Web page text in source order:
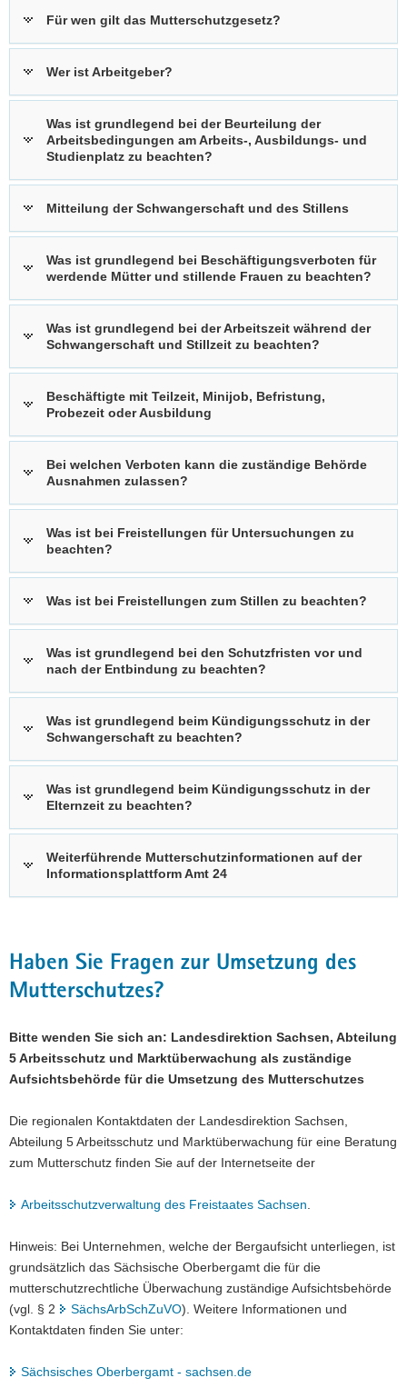
Für wen gilt das Mutterschutzgesetz?
Wer ist Arbeitgeber?
Was ist grundlegend bei der Beurteilung der
Arbeitsbedingungen am Arbeits-, Ausbildungs- und
Studienplatz zu beachten?
Mitteilung der Schwangerschaft und des Stillens
Was ist grundlegend bei Beschäftigungsverboten für
werdende Mütter und stillende Frauen zu beachten?
Was ist grundlegend bei der Arbeitszeit während der
Schwangerschaft und Stillzeit zu beachten?
Beschäftigte mit Teilzeit, Minijob, Befristung,
Probezeit oder Ausbildung
Bei welchen Verboten kann die zuständige Behörde
Ausnahmen zulassen?
Was ist bei Freistellungen für Untersuchungen zu
beachten?
Was ist bei Freistellungen zum Stillen zu beachten?
Was ist grundlegend bei den Schutzfristen vor und
nach der Entbindung zu beachten?
Was ist grundlegend beim Kündigungsschutz in der
Schwangerschaft zu beachten?
Was ist grundlegend beim Kündigungsschutz in der
Elternzeit zu beachten?
Weiterführende Mutterschutzinformationen auf der
Informationsplattform Amt 24
Haben Sie Fragen zur Umsetzung des
Mutterschutzes?
Bitte wenden Sie sich an: Landesdirektion Sachsen, Abteilung
5 Arbeitsschutz und Marktüberwachung als zuständige
Aufsichtsbehörde für die Umsetzung des Mutterschutzes
Die regionalen Kontaktdaten der Landesdirektion Sachsen,
Abteilung 5 Arbeitsschutz und Marktüberwachung für eine Beratung
zum Mutterschutz finden Sie auf der Internetseite der
Arbeitsschutzverwaltung des Freistaates Sachsen
Hinweis: Bei Unternehmen, welche der Bergaufsicht unterliegen, ist
grundsätzlich das Sächsische Oberbergamt die für die
mutterschutzrechtliche Überwachung zuständige Aufsichtsbehörde
(vgl. § 2
SächsArbSchZuVO). Weitere Informationen und
Kontaktdaten finden Sie unter:
Sächsisches Oberbergamt - sachsen.de